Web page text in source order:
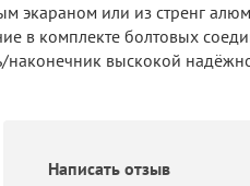
экараном или из стренг
в комплекте болтовых
выскокой
Написать отзыв